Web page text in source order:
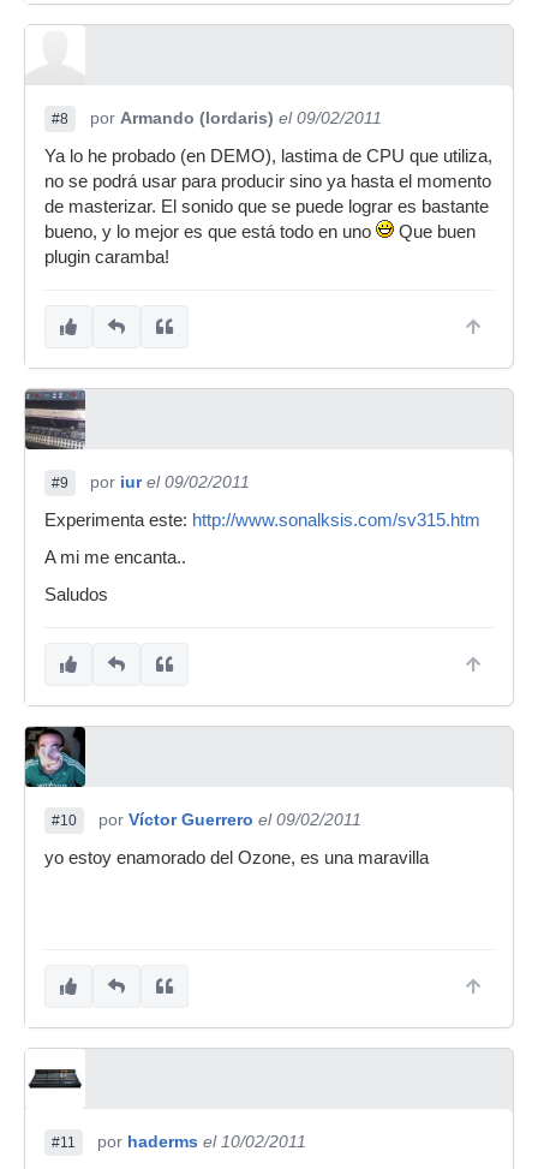
#8 por Armando (lordaris) el 09/02/2011
Ya lo he probado (en DEMO), lastima de CPU que utiliza,
no se podrá usar para producir sino ya hasta el momento
de masterizar. El sonido que se puede lograr es bastante
bueno, y lo mejor es que está todo en uno
Que buen
plugin caramba!
#9 por iur el 09/02/2011
Experimenta este: http://www.sonalksis.com/sv315.htm
A mi me encanta..
Saludos
#10 por Víctor Guerrero el 09/02/2011
yo estoy enamorado del Ozone, es una maravilla
#11 por haderms el 10/02/2011